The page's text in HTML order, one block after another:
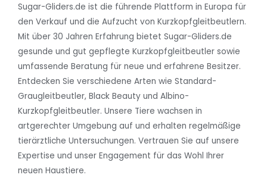
Sugar-Gliders.de ist die führende Plattform in Europa für
den Verkauf und die Aufzucht von Kurzkopfgleitbeutlern.
Mit über 30 Jahren Erfahrung bietet Sugar-Gliders.de
gesunde und gut gepflegte Kurzkopfgleitbeutler sowie
umfassende Beratung für neue und erfahrene Besitzer.
Entdecken Sie verschiedene Arten wie Standard-
Graugleitbeutler, Black Beauty und Albino-
Kurzkopfgleitbeutler. Unsere Tiere wachsen in
artgerechter Umgebung auf und erhalten regelmäßige
tierärztliche Untersuchungen. Vertrauen Sie auf unsere
Expertise und unser Engagement für das Wohl Ihrer
neuen Haustiere.